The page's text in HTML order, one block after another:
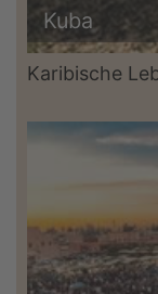
Kuba
Karibische